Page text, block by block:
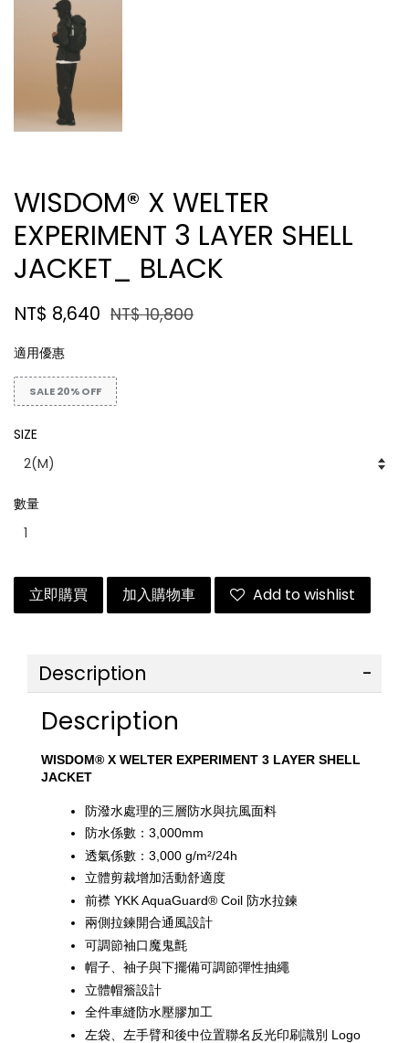
WISDOM® X WELTER
EXPERIMENT 3 LAYER SHELL
JACKET_ BLACK
NT$ 8,640 NT$ 10,800
適用優惠
SALE 20% OFF
SIZE
數量
立即購買 加入購物車 Add to wishlist
Description
Description
WISDOM® X WELTER EXPERIMENT 3 LAYER SHELL
JACKET
防潑水處理的三層防水與抗風面料
防水係數：3,000mm
透氣係數：3,000 g/m²/24h
立體剪裁增加活動舒適度
前襟 YKK AquaGuard® Coil 防水拉鍊
兩側拉鍊開合通風設計
可調節袖口魔鬼氈
帽子、袖子與下擺備可調節彈性抽繩
立體帽簷設計
全件車縫防水壓膠加工
左袋 、左手臂和後中位置聯名反光印刷識別 Logo